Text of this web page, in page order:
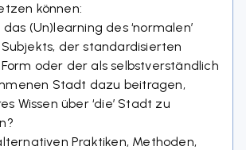
können:
das (Un)learning des ‘normalen’
der standardisierten
oder der als selbstverständlich
Stadt dazu beitragen,
Wissen über ‘die’ Stadt zu
Praktiken, Methoden,